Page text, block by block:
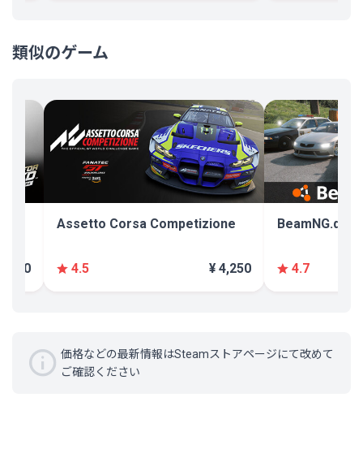
類似のゲーム
¥ 300
Assetto Corsa Competizione
4.5 ¥ 4,250 4.7
価格などの最新情報はSteamストアページにて改めて
ご確認ください